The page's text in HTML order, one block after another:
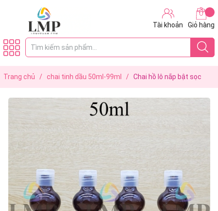
Tài khoản Giỏ hàng
Trang chủ / chai tinh dầu 50ml-99ml / Chai hồ lô nắp bật sọc
50ml